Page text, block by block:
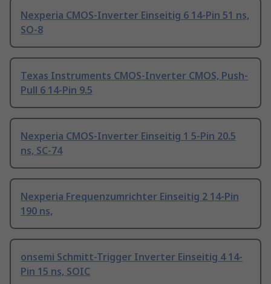
Nexperia CMOS-Inverter Einseitig 6 14-Pin 51 ns,
SO-8
Texas Instruments CMOS-Inverter CMOS, Push-
Pull 6 14-Pin 9.5
Nexperia CMOS-Inverter Einseitig 1 5-Pin 20.5
ns, SC-74
Nexperia Frequenzumrichter Einseitig 2 14-Pin
190 ns,
onsemi Schmitt-Trigger Inverter Einseitig 4 14-
Pin 15 ns, SOIC